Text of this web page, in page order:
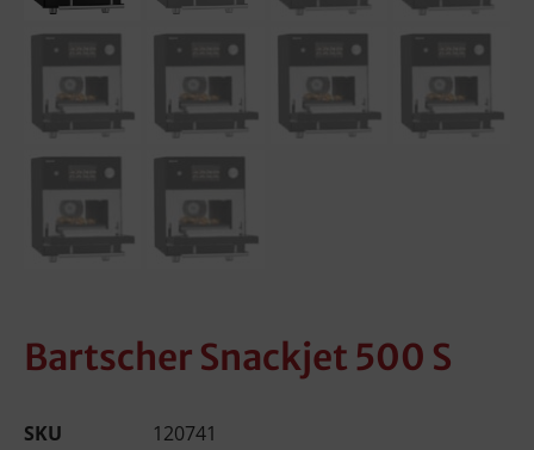
Bartscher Snackjet 500 S
SKU
120741